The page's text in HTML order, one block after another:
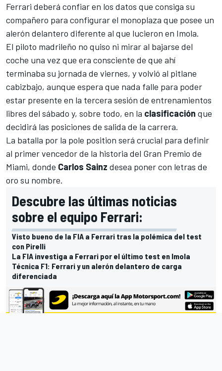
Ferrari deberá confiar en los datos que consiga su
compañero para configurar el monoplaza que posee un
alerón delantero diferente al que lucieron en Imola.
El piloto madrileño no quiso ni mirar al bajarse del
coche una vez que era consciente de que ahí
terminaba su jornada de viernes, y volvió al pitlane
cabizbajo, aunque espera que nada falle para poder
estar presente en la tercera sesión de entrenamientos
libres del sábado y, sobre todo, en la clasificación que
decidirá las posiciones de salida de la carrera.
La batalla por la pole position será crucial para definir
al primer vencedor de la historia del Gran Premio de
Miami, donde Carlos Sainz desea poner con letras de
oro su nombre.
Descubre las últimas noticias
sobre el equipo Ferrari:
Visto bueno de la FIA a Ferrari tras la polémica del test
con Pirelli
La FIA investiga a Ferrari por el último test en Imola
Técnica F1: Ferrari y un alerón delantero de carga
diferenciada